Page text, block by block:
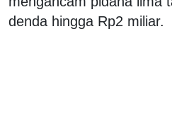
denda hingga Rp2 miliar.